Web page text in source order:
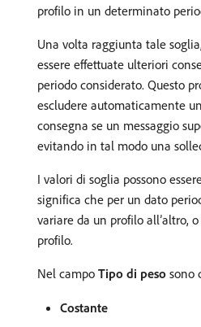
profilo in un determinato
Una volta raggiunta tale
essere effettuate ulteriori
periodo considerato. Questo
escludere automaticamente
consegna se un messaggio
evitando in tal modo una
I valori di soglia possono
significa che per un dato
variare da un profilo all’altro,
profilo.
Nel campo Tipo di peso sono
Costante